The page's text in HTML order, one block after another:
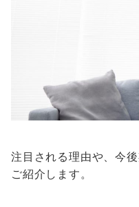
注目される理由や、今
ご紹介します。